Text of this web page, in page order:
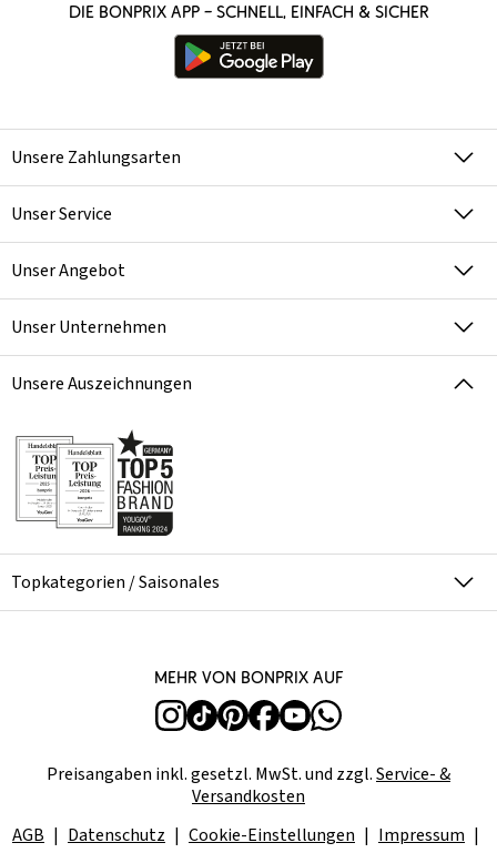
Die bonprix App – schnell, einfach & sicher
Unsere Zahlungsarten
Unser Service
Unser Angebot
Unser Unternehmen
Unsere Auszeichnungen
Topkategorien / Saisonales
Mehr von bonprix auf
Preisangaben inkl. gesetzl. MwSt. und zzgl.Service- &
Versandkosten
AGB
Datenschutz Cookie-Einstellungen Impressum